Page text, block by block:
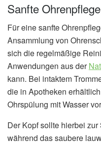
Sanfte Ohrenpflege
Für eine sanfte
Ansammlung von
sich die regelmäßige
Anwendungen aus der
kann. Bei intaktem
die in Apotheken
Ohrspülung mit Wasser
Der Kopf sollte hierbei
während das saubere